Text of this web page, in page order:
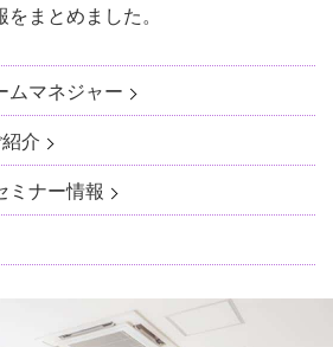
まとめました。
ムマネジャー
介
ミナー情報